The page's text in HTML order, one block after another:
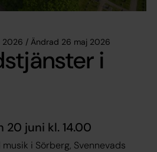
2026 / Ändrad 26 maj 2026
i
20 juni kl. 14.00
i Sörberg, Svennevads